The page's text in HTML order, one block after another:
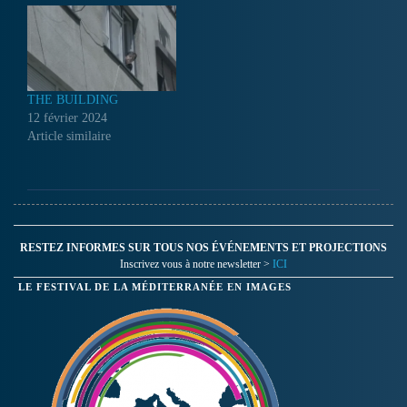
THE BUILDING
12 février 2024
Article similaire
RESTEZ INFORMES SUR TOUS NOS ÉVÉNEMENTS ET PROJECTIONS
Inscrivez vous à notre newsletter > ICI
LE FESTIVAL DE LA MÉDITERRANÉE EN IMAGES